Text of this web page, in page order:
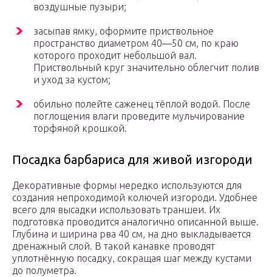
воздушные пузыри;
засыпав ямку, оформите приствольное
пространство диаметром 40—50 см, по краю
которого проходит небольшой вал.
Приствольный круг значительно облегчит полив
и уход за кустом;
обильно полейте саженец тёплой водой. После
поглощения влаги проведите мульчирование
торфяной крошкой.
Посадка барбариса для живой изгороди
Декоративные формы нередко используются для
создания непроходимой колючей изгороди. Удобнее
всего для высадки использовать траншеи. Их
подготовка проводится аналогично описанной выше.
Глубина и ширина рва 40 см, на дно выкладывается
дренажный слой. В такой канавке проводят
уплотнённую посадку, сокращая шаг между кустами
до полуметра.